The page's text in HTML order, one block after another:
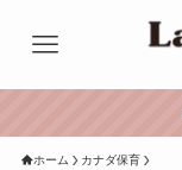
ホーム カナダ保育